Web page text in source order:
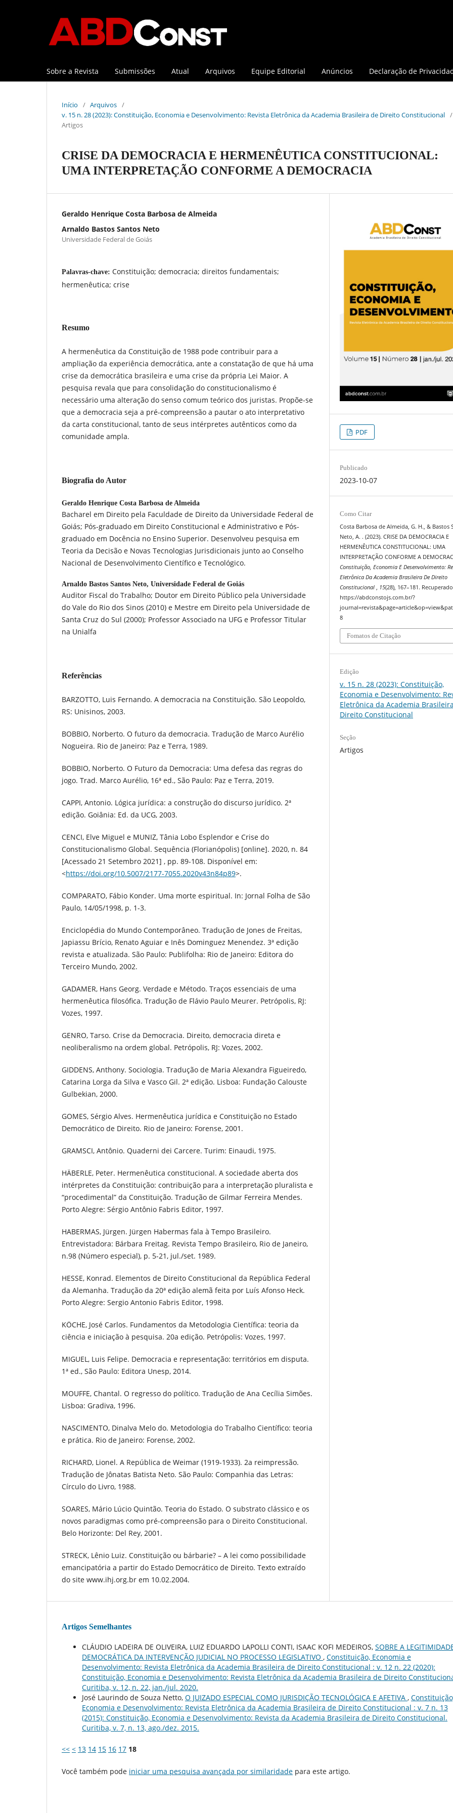
Sobre a Revista Submissões Atual Arquivos Equipe Editorial Anúncios Declaração de
Início / Arquivos /
v. 15 n. 28 (2023): Constituição, Economia e Desenvolvimento: Revista Eletrônica da Academia Brasileira de Direito Constitucional /
Artigos
CRISE DA DEMOCRACIA E HERMENÊUTICA CONSTITUCIONAL:
UMA INTERPRETAÇÃO CONFORME A DEMOCRACIA
Geraldo Henrique Costa Barbosa de Almeida
Arnaldo Bastos Santos Neto
Universidade Federal de Goiás
Palavras-chave: Constituição; democracia; direitos fundamentais;
hermenêutica; crise
Resumo
A hermenêutica da Constituição de 1988 pode contribuir para a
ampliação da experiência democrática, ante a constatação de que há uma
crise da democrática brasileira e uma crise da própria Lei Maior. A
pesquisa revala que para consolidação do constitucionalismo é
necessário uma alteração do senso comum teórico dos juristas. Propõe-se
que a democracia seja a pré-compreensão a pautar o ato interpretativo
da carta constitucional, tanto de seus intérpretes autênticos como da
comunidade ampla.
Biografia do Autor
Geraldo Henrique Costa Barbosa de Almeida
Bacharel em Direito pela Faculdade de Direito da Universidade Federal de
Goiás; Pós-graduado em Direito Constitucional e Administrativo e Pós-
graduado em Docência no Ensino Superior. Desenvolveu pesquisa em
Teoria da Decisão e Novas Tecnologias Jurisdicionais junto ao Conselho
Nacional de Desenvolvimento Científico e Tecnológico.
Arnaldo Bastos Santos Neto, Universidade Federal de Goiás
Auditor Fiscal do Trabalho; Doutor em Direito Público pela Universidade
do Vale do Rio dos Sinos (2010) e Mestre em Direito pela Universidade de
Santa Cruz do Sul (2000); Professor Associado na UFG e Professor Titular
na Unialfa
Referências
BARZOTTO, Luis Fernando. A democracia na Constituição. São Leopoldo,
RS: Unisinos, 2003.
BOBBIO, Norberto. O futuro da democracia. Tradução de Marco Aurélio
Nogueira. Rio de Janeiro: Paz e Terra, 1989.
BOBBIO, Norberto. O Futuro da Democracia: Uma defesa das regras do
jogo. Trad. Marco Aurélio, 16ª ed., São Paulo: Paz e Terra, 2019.
CAPPI, Antonio. Lógica jurídica: a construção do discurso jurídico. 2ª
edição. Goiânia: Ed. da UCG, 2003.
CENCI, Elve Miguel e MUNIZ, Tânia Lobo Esplendor e Crise do
Constitucionalismo Global. Sequência (Florianópolis) [online]. 2020, n. 84
[Acessado 21 Setembro 2021] , pp. 89-108. Disponível em:
<https://doi.org/10.5007/2177-7055.2020v43n84p89>.
COMPARATO, Fábio Konder. Uma morte espiritual. In: Jornal Folha de São
Paulo, 14/05/1998, p. 1-3.
Enciclopédia do Mundo Contemporâneo. Tradução de Jones de Freitas,
Japiassu Brício, Renato Aguiar e Inês Dominguez Menendez. 3ª edição
revista e atualizada. São Paulo: Publifolha: Rio de Janeiro: Editora do
Terceiro Mundo, 2002.
GADAMER, Hans Georg. Verdade e Método. Traços essenciais de uma
hermenêutica filosófica. Tradução de Flávio Paulo Meurer. Petrópolis, RJ:
Vozes, 1997.
GENRO, Tarso. Crise da Democracia. Direito, democracia direta e
neoliberalismo na ordem global. Petrópolis, RJ: Vozes, 2002.
GIDDENS, Anthony. Sociologia. Tradução de Maria Alexandra Figueiredo,
Catarina Lorga da Silva e Vasco Gil. 2ª edição. Lisboa: Fundação Calouste
Gulbekian, 2000.
GOMES, Sérgio Alves. Hermenêutica jurídica e Constituição no Estado
Democrático de Direito. Rio de Janeiro: Forense, 2001.
GRAMSCI, Antônio. Quaderni dei Carcere. Turim: Einaudi, 1975.
HÄBERLE, Peter. Hermenêutica constitucional. A sociedade aberta dos
intérpretes da Constituição: contribuição para a interpretação pluralista e
“procedimental” da Constituição. Tradução de Gilmar Ferreira Mendes.
Porto Alegre: Sérgio Antônio Fabris Editor, 1997.
HABERMAS, Jürgen. Jürgen Habermas fala à Tempo Brasileiro.
Entrevistadora: Bárbara Freitag. Revista Tempo Brasileiro, Rio de Janeiro,
n.98 (Número especial), p. 5-21, jul./set. 1989.
HESSE, Konrad. Elementos de Direito Constitucional da República Federal
da Alemanha. Tradução da 20ª edição alemã feita por Luís Afonso Heck.
Porto Alegre: Sergio Antonio Fabris Editor, 1998.
KÖCHE, José Carlos. Fundamentos da Metodologia Científica: teoria da
ciência e iniciação à pesquisa. 20a edição. Petrópolis: Vozes, 1997.
MIGUEL, Luis Felipe. Democracia e representação: territórios em disputa.
1ª ed., São Paulo: Editora Unesp, 2014.
MOUFFE, Chantal. O regresso do político. Tradução de Ana Cecília Simões.
Lisboa: Gradiva, 1996.
NASCIMENTO, Dinalva Melo do. Metodologia do Trabalho Científico: teoria
e prática. Rio de Janeiro: Forense, 2002.
RICHARD, Lionel. A República de Weimar (1919-1933). 2a reimpressão.
Tradução de Jônatas Batista Neto. São Paulo: Companhia das Letras:
Círculo do Livro, 1988.
SOARES, Mário Lúcio Quintão. Teoria do Estado. O substrato clássico e os
novos paradigmas como pré-compreensão para o Direito Constitucional.
Belo Horizonte: Del Rey, 2001.
STRECK, Lênio Luiz. Constituição ou bárbarie? – A lei como possibilidade
emancipatória a partir do Estado Democrático de Direito. Texto extraído
do site www.ihj.org.br em 10.02.2004.
PDF
Publicado
2023-10-07
Como Citar
Costa Barbosa de Almeida, G. H., & Bastos
Neto, A. . (2023). CRISE DA DEMOCRACIA E
HERMENÊUTICA CONSTITUCIONAL: UMA
INTERPRETAÇÃO CONFORME A
Constituição, Economia E Desenvolvimento:
Eletrônica Da Academia Brasileira De Direito
Constitucional, 15(28), 167–181.
https://abdconstojs.com.br/?
8
Fomatos de Citação
Edição
v. 15 n. 28 (2023): Constituição,
Economia e Desenvolvimento:
Eletrônica da Academia
Direito Constitucional
Seção
Artigos
Artigos Semelhantes
CLÁUDIO LADEIRA DE OLIVEIRA, LUIZ EDUARDO LAPOLLI CONTI, ISAAC KOFI MEDEIROS, SOBRE A
DEMOCRÁTICA DA INTERVENÇÃO JUDICIAL NO PROCESSO LEGISLATIVO , Constituição, Economia e
Desenvolvimento: Revista Eletrônica da Academia Brasileira de Direito Constitucional : v. 12 n. 22 (2020):
Constituição, Economia e Desenvolvimento: Revista Eletrônica da Academia Brasileira de Direito
Curitiba, v. 12, n. 22, jan./jul. 2020.
José Laurindo de Souza Netto, O JUIZADO ESPECIAL COMO JURISDIÇÃO TECNOLÓGICA E AFETIVA ,
Economia e Desenvolvimento: Revista Eletrônica da Academia Brasileira de Direito Constitucional : v. 7 n. 13
(2015): Constituição, Economia e Desenvolvimento: Revista da Academia Brasileira de Direito Constitucional.
Curitiba, v. 7, n. 13, ago./dez. 2015.
<< < 13 14 15 16 17 18
Você também pode iniciar uma pesquisa avançada por similaridade para este artigo.